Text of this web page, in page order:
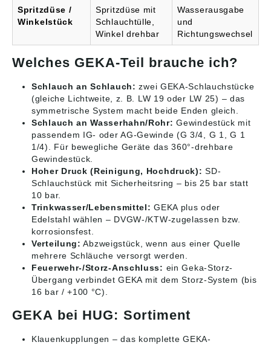
Spritzdüse /
Winkelstück
Spritzdüse mit
Schlauchtülle,
Winkel drehbar
Wasserausgabe
und
Richtungswechsel
Welches GEKA-Teil brauche ich?
Schlauch an Schlauch: zwei GEKA-Schlauchstücke
(gleiche Lichtweite, z. B. LW 19 oder LW 25) – das
symmetrische System macht beide Enden gleich.
Schlauch an Wasserhahn/Rohr: Gewindestück mit
passendem IG- oder AG-Gewinde (G 3/4, G 1, G 1
1/4). Für bewegliche Geräte das 360°-drehbare
Gewindestück.
Hoher Druck (Reinigung, Hochdruck): SD-
Schlauchstück mit Sicherheitsring – bis 25 bar statt
10 bar.
Trinkwasser/Lebensmittel: GEKA plus oder
Edelstahl wählen – DVGW-/KTW-zugelassen bzw.
korrosionsfest.
Verteilung: Abzweigstück, wenn aus einer Quelle
mehrere Schläuche versorgt werden.
Feuerwehr-/Storz-Anschluss: einGeka-Storz-
Übergang verbindet GEKA mit dem Storz-System (bis
16 bar / +100 °C).
GEKA bei HUG: Sortiment
Klauenkupplungen – das komplette GEKA-